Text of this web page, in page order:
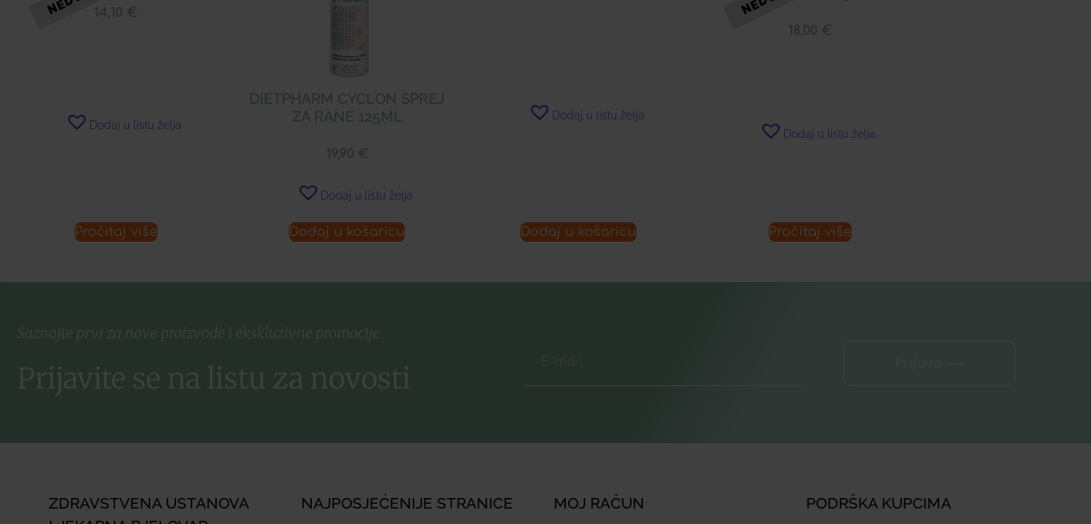
14,10 €
Dodaj u listu želja
Pročitaj više
DIETPHARM CYCLON SPREJ
ZA RANE 125ML
19,90 €
Dodaj u listu želja
Dodaj u košaricu
Dodaj u listu želja
Dodaj u košaricu
18,00 €
Dodaj u listu želja
Pročitaj više
Saznajte prvi za nove proizvode i ekskluzivne promocije
Prijavite se na listu za novosti
ZDRAVSTVENA USTANOVA
NAJPOSJEĆENIJE STRANICE MOJ RAČUN PODRŠKA KUPCIMA